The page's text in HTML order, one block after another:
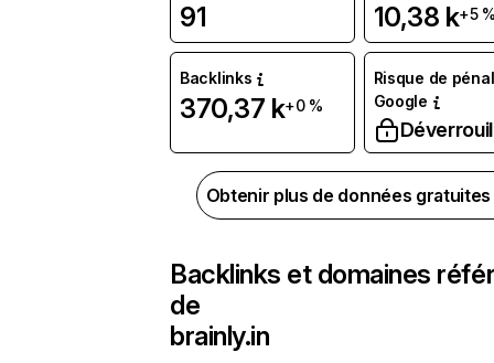
91 10,38 k+5
Backlinks
370,37 k+0 %
Risque de
Google
Obtenir plus de données
Backlinks et domaines
de
brainly.in